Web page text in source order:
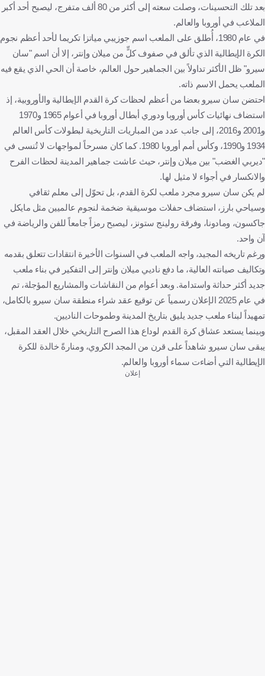
بعد تلك التحسينات، وصلت سعته إلى أكثر من 80 ألف متفرج، ليصبح أحد أكبر
الملاعب في أوروبا والعالم.
في عام 1980، أُطلق على الملعب اسم جوزيبي مياتزا تكريما لأحد أعظم نجوم
الكرة الإيطالية الذي تألق في صفوف كلٍّ من ميلان وإنتر، إلا أن اسم "سان
سيرو" ظل الأكثر تداولاً بين الجماهير حول العالم، خاصة أن الحي الذي يقع فيه
الملعب يحمل الاسم ذاته.
احتضن سان سيرو بعضا من أعظم لحظات كرة القدم الإيطالية والأوروبية، إذ
استضاف نهائيات كأس أوروبا ودوري أبطال أوروبا في أعوام 1965 و1970
و2001 و2016، إلى جانب عدد من المباريات التاريخية لبطولات كأس العالم
1934 و1990، وكأس أمم أوروبا 1980. كما كان مسرحاً لمواجهات لا تُنسى في
"ديربي الغضب" بين ميلان وإنتر، حيث عاشت جماهير المدينة لحظات الفرح
والانكسار في أجواء لا مثيل لها.
لم يكن سان سيرو مجرد ملعب لكرة القدم، بل تحوّل إلى معلم ثقافي
وسياحي بارز، استضاف حفلات موسيقية ضخمة لنجوم عالميين مثل مايكل
جاكسون، ومادونا، وفرقة رولينج ستونز، ليصبح رمزاً جامعاً للفن والرياضة في
آن واحد.
ورغم تاريخه المجيد، واجه الملعب في السنوات الأخيرة انتقادات تتعلق بقدمه
وتكاليف صيانته العالية، ما دفع ناديي ميلان وإنتر إلى التفكير في بناء ملعب
جديد أكثر حداثة واستدامة. وبعد أعوام من النقاشات والمشاريع المؤجلة، تم
في عام 2025 الإعلان رسمياً عن توقيع عقد شراء منطقة سان سيرو بالكامل،
تمهيداً لبناء ملعب جديد يليق بتاريخ المدينة وطموحات الناديين.
وبينما يستعد عشاق كرة القدم لوداع هذا الصرح التاريخي خلال العقد المقبل،
يبقى سان سيرو شاهداً على قرن من المجد الكروي، ومنارةً خالدة للكرة
الإيطالية التي أضاءت سماء أوروبا والعالم.
إعلان